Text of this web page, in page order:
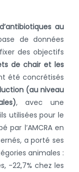
au
de données
des objectifs
de chair et les
été concrétisés
(au niveau
, avec une
utilisées pour le
par l’AMCRA en
a porté ses
animales :
-22,7% chez les